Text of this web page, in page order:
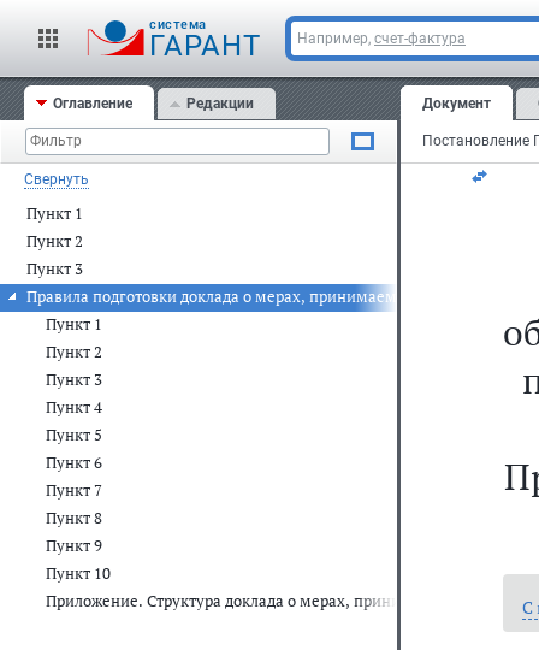
cистема
ГАРАНТ Например, счет-фактура
Оглавление Редакции
Свернуть
Пункт 1
Пункт 2
Пункт 3
Правила подготовки доклада о мерах, принимаемых для
Пункт 1
Пункт 2
Пункт 3
Пункт 4
Пункт 5
Пункт 6
Пункт 7
Пункт 8
Пункт 9
Пункт 10
Приложение. Структура доклада о мерах, принимаемых для
Документ
С